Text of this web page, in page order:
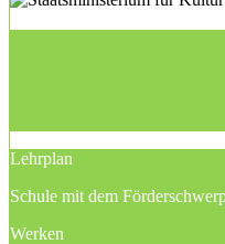
Lehrplan
Schule mit dem
Werken